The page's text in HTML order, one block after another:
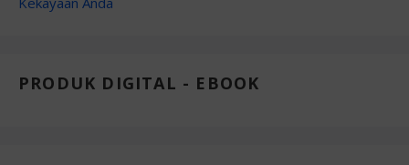
PRODUK DIGITAL - EBOOK